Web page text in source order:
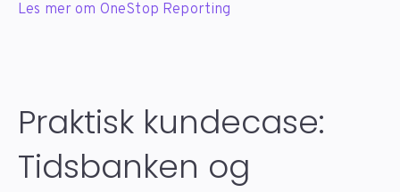
Les mer om OneStop Reporting
Praktisk kundecase:
Tidsbanken og